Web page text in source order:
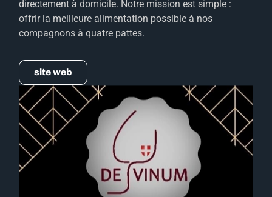
directement à domicile. Notre mission est simple :
offrir la meilleure alimentation possible à nos
compagnons à quatre pattes.
site web